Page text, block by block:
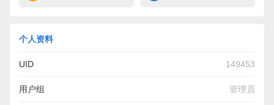
个人资料
UID 149453
用户组 管理员